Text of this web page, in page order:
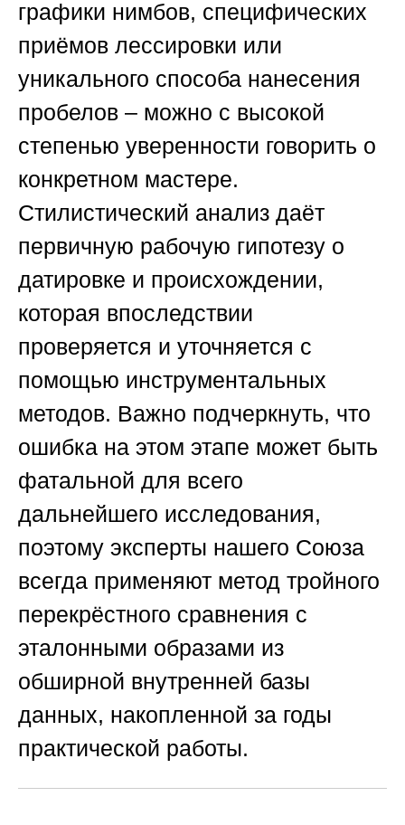
графики нимбов, специфических
приёмов лессировки или
уникального способа нанесения
пробелов – можно с высокой
степенью уверенности говорить о
конкретном мастере.
Стилистический анализ даёт
первичную рабочую гипотезу о
датировке и происхождении,
которая впоследствии
проверяется и уточняется с
помощью инструментальных
методов. Важно подчеркнуть, что
ошибка на этом этапе может быть
фатальной для всего
дальнейшего исследования,
поэтому эксперты нашего Союза
всегда применяют метод тройного
перекрёстного сравнения с
эталонными образами из
обширной внутренней базы
данных, накопленной за годы
практической работы.